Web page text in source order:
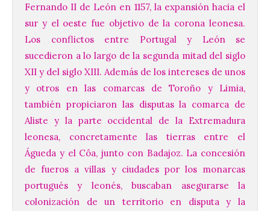
Fernando II de León en 1157, la expansión hacia el
sur y el oeste fue objetivo de la corona leonesa.
Los conflictos entre Portugal y León se
sucedieron a lo largo de la segunda mitad del siglo
XII y del siglo XIII. Además de los intereses de unos
y otros en las comarcas de Toroño y Limia,
también propiciaron las disputas la comarca de
Aliste y la parte occidental de la Extremadura
leonesa, concretamente las tierras entre el
Águeda y el Côa, junto con Badajoz. La concesión
de fueros a villas y ciudades por los monarcas
portugués y leonés, buscaban asegurarse la
colonización de un territorio en disputa y la